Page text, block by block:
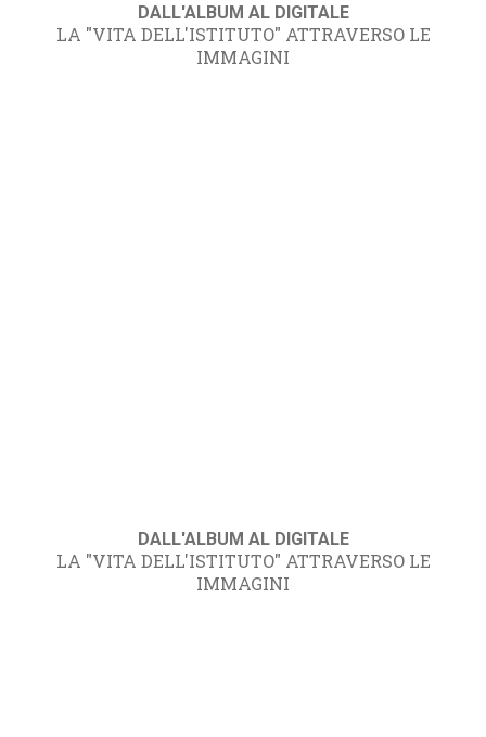
DALL'ALBUM AL DIGITALE
LA "VITA DELL'ISTITUTO" ATTRAVERSO LE
IMMAGINI
DALL'ALBUM AL DIGITALE
LA "VITA DELL'ISTITUTO" ATTRAVERSO LE
IMMAGINI